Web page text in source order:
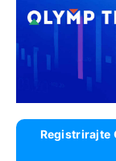
Registrirajte